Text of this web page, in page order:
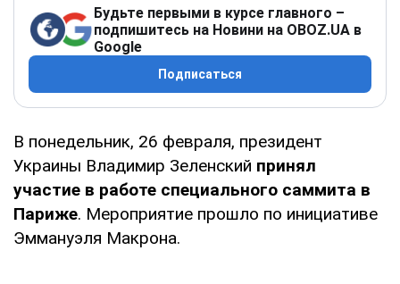
Будьте первыми в курсе главного –
подпишитесь на Новини на OBOZ.UA в
Google
Подписаться
В понедельник, 26 февраля, президент
Украины Владимир Зеленский принял
участие в работе специального саммита в
Париже. Мероприятие прошло по инициативе
Эммануэля Макрона.